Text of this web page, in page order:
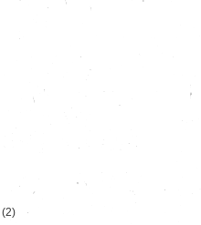
(2)